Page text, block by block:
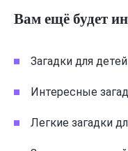
Вам ещё будет
Загадки для
Интересные
Легкие загадки